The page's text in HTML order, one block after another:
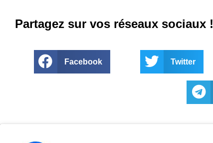
Partagez sur vos réseaux sociaux !
Facebook Twitter